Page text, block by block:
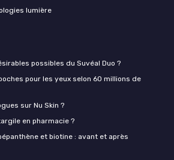
lumière
possibles du Suvéal Duo ?
pour les yeux selon 60 millions de
sur Nu Skin ?
en pharmacie ?
et biotine : avant et après